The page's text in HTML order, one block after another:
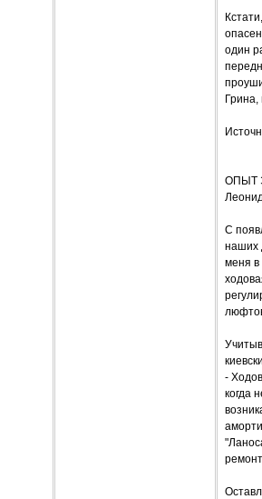
один
Грина,
ОПЫТ
С
наших
меня в
-
когда